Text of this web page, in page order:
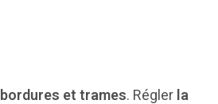
bordures et trames. Régler la